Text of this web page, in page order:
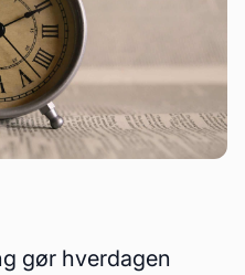
gør hverdagen